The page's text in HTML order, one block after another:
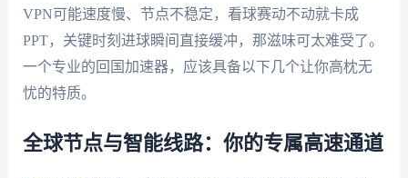
VPN可能速度慢、节点不稳定，看球赛动不动就卡成
PPT，关键时刻进球瞬间直接缓冲，那滋味可太难受了。
一个专业的回国加速器，应该具备以下几个让你高枕无
忧的特质。
全球节点与智能线路：你的专属高速通道